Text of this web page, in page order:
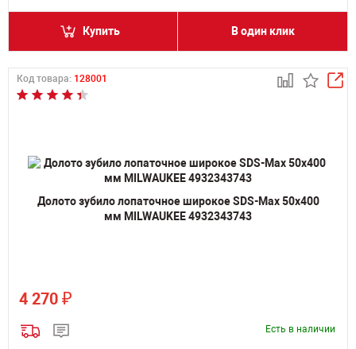
Купить В один клик
Код товара: 128001
Долото зубило лопаточное широкое SDS-Max 50х400
мм MILWAUKEE 4932343743
4 270 ₽
Есть в наличии